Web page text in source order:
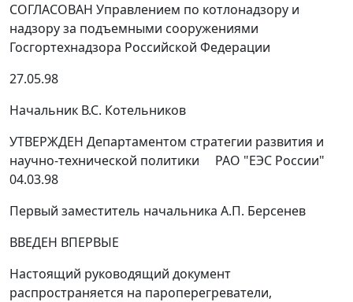
СОГЛАСОВАН Управлением по котлонадзору и
надзору за подъемными сооружениями
Госгортехнадзора Российской Федерации
27.05.98
Начальник В.С. Котельников
УТВЕРЖДЕН Департаментом стратегии развития и
научно-технической политики РАО "ЕЭС России"
04.03.98
Первый заместитель начальника А.П. Берсенев
ВВЕДЕН ВПЕРВЫЕ
Настоящий руководящий документ
распространяется на пароперегреватели,